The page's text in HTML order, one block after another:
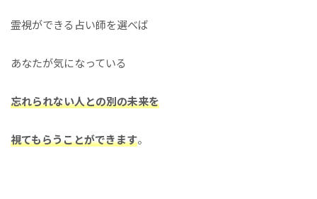
霊視ができる占い師を選べば
あなたが気になっている
忘れられない人との別の未来を
視てもらうことができます。